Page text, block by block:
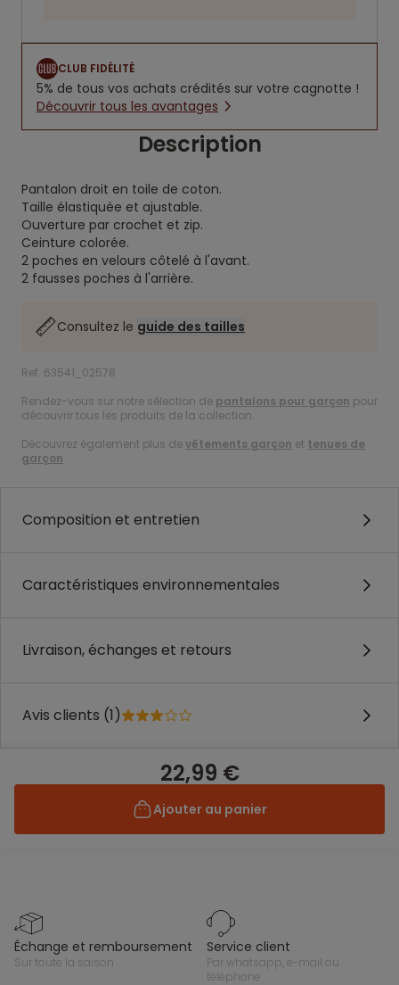
CLUB FIDÉLITÉ
5% de tous vos achats crédités sur votre cagnotte !
Découvrir tous les avantages
Description
Pantalon droit en toile de coton.
Taille élastiquée et ajustable.
Ouverture par crochet et zip.
Ceinture colorée.
2 poches en velours côtelé à l'avant.
2 fausses poches à l'arrière.
Consultez le guide des tailles
Ref. 63541_02578
Rendez-vous sur notre sélection de pantalons pour garçon pour
découvrir tous les produits de la collection.
Découvrez également plus devêtements garçon et tenues de
garçon.
Composition et entretien
Caractéristiques environnementales
Livraison, échanges et retours
Avis clients (1)
22,99 €
Ajouter au panier
échange et remboursement
sur toute la saison
service client
par whatsapp, e-mail ou
téléphone